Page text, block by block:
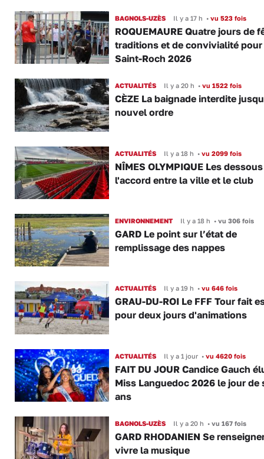
BAGNOLS-UZÈS Il y a 17 h •vu 523 fois
ROQUEMAURE Quatre jours de
traditions et de convivialité pour
Saint-Roch 2026
ACTUALITÉS Il y a 20 h •vu 1522 fois
CÈZE La baignade interdite
nouvel ordre
ACTUALITÉS Il y a 18 h •vu 2099 fois
NÎMES OLYMPIQUE Les
l'accord entre la ville et le club
ENVIRONNEMENT Il y a 18 h •vu 306 fois
GARD Le point sur l’état de
remplissage des nappes
ACTUALITÉS Il y a 19 h •vu 646 fois
GRAU-DU-ROI Le FFF Tour fait
pour deux jours d'animations
ACTUALITÉS Il y a 1 jour •vu 4620 fois
FAIT DU JOUR Candice Gauch
Miss Languedoc 2026 le jour de
ans
BAGNOLS-UZÈS Il y a 20 h •vu 167 fois
GARD RHODANIEN Se
vivre la musique